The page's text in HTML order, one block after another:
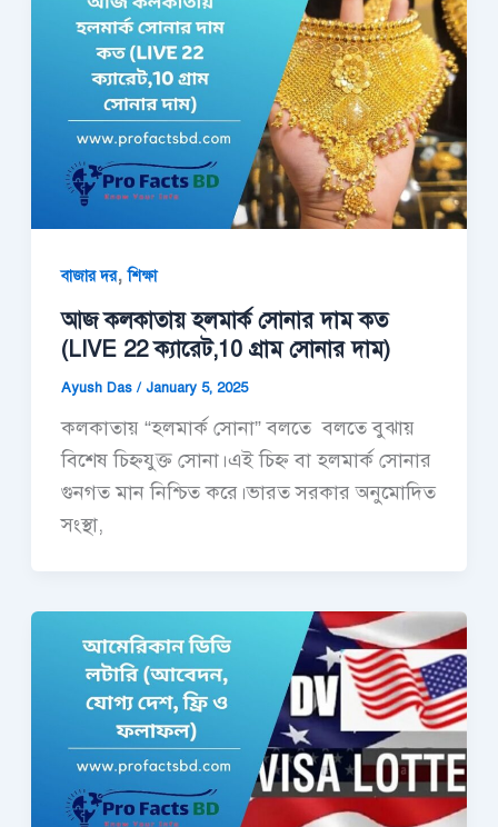
বাজার দর,শিক্ষা
আজ কলকাতায় হলমার্ক সোনার দাম কত
(LIVE 22 ক্যারেট,10 গ্রাম সোনার দাম)
Ayush Das /January 5, 2025
কলকাতায় “হলমার্ক সোনা” বলতে বলতে বুঝায়
বিশেষ চিহ্নযুক্ত সোনা।এই চিহ্ন বা হলমার্ক সোনার
গুনগত মান নিশ্চিত করে।ভারত সরকার অনুমোদিত
সংস্থা,